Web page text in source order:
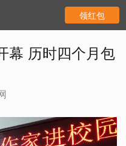
领红包
幕 历时四个月包